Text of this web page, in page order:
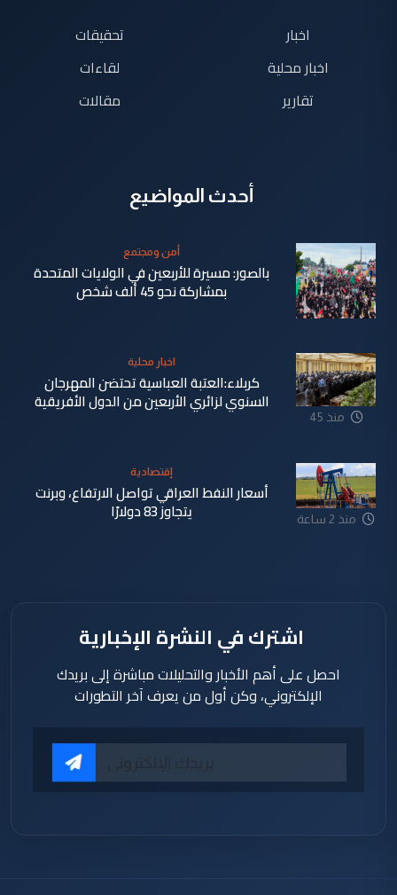
اخبار
اخبار محلية
تقارير
تحقيقات
لقاءات
مقالات
أحدث المواضيع
دقيقة
أمن ومجتمع
بالصور: مسيرة للأربعين في الولايات المتحدة
بمشاركة نحو 45 ألف شخص
منذ 45
اخبار محلية
كربلاء:العتبة العباسية تحتضن المهرجان
السنوي لزائري الأربعين من الدول الأفريقية
منذ 2 ساعة
إقتصادية
أسعار النفط العراقي تواصل الارتفاع، وبرنت
يتجاوز 83 دولارًا
اشترك في النشرة الإخبارية
احصل على أهم الأخبار والتحليلات مباشرة إلى بريدك
الإلكتروني، وكن أول من يعرف آخر التطورات